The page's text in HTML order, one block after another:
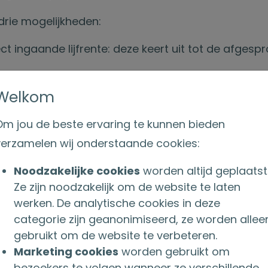
mogelijkheden:
ingaande lijfrente: deze keert uit tot de
direct ingaande lijfrente: deze keert uit zolang je
van beide.
om langer door te werken en al een
zijn om hetaankopen van een lijfrente nog
Lijfrente, ook voor korte duren vanaf 1
is momenteel relatief hoog, waardoor je
jou de beste ervaring te kunnen bieden
wij onderstaande cookies:
Noodzakelijke cookies worden altijd
Ze zijn noodzakelijk om de website te laten
werken. De analytische cookies in deze
categorie zijn geanonimiseerd, ze worden
gebruikt om de website te verbeteren.
Marketing cookies worden gebruikt om